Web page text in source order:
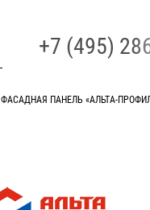
+7 (495)
ФАСАДНАЯ ПАНЕЛЬ «АЛЬТА-